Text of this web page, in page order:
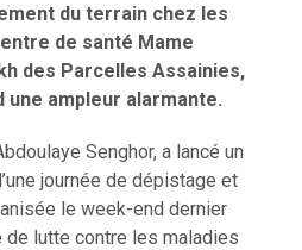
du terrain chez les
de santé Mame
des Parcelles Assainies,
une ampleur alarmante.
Senghor, a lancé un
journée de dépistage et
le week-end dernier
de lutte contre les maladies